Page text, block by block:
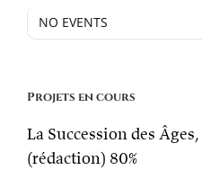
NO EVENTS
Projets en cours
La Succession des
(rédaction) 80%